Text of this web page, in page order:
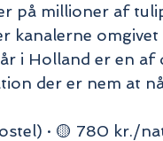
på millioner af
kanalerne
i Holland er en af
der er nem at
· 🟡 780 kr./